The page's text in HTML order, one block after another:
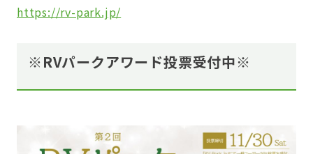
https://rv-park.jp/
※RVパークアワード投票受付中※